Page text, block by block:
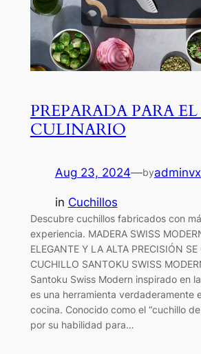
PREPARADA PARA
CULINARIO
Aug 23, 2024—by
in Cuchillos
Descubre cuchillos fabricados con
experiencia. MADERA SWISS
ELEGANTE Y LA ALTA PRECISIÓN
CUCHILLO SANTOKU SWISS
Santoku Swiss Modern inspirado en
es una herramienta verdaderamente
cocina. Conocido como el “cuchillo
por su habilidad para…